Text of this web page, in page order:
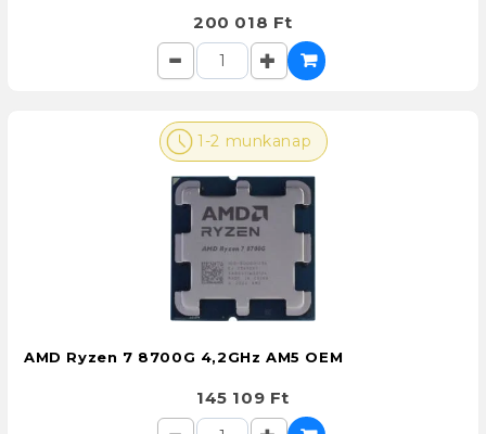
200 018 Ft
1-2 munkanap
AMD Ryzen 7 8700G 4,2GHz AM5 OEM
145 109 Ft